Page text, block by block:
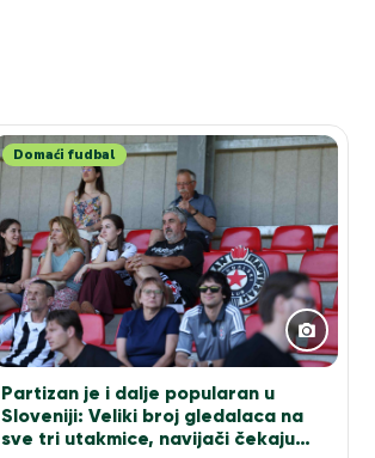
Domaći fudbal
Partizan je i dalje popularan u
Sloveniji: Veliki broj gledalaca na
sve tri utakmice, navijači čekaju